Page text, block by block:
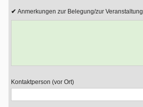
Anmerkungen zur Belegung/zur Veranstaltung
Kontaktperson (vor Ort)